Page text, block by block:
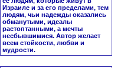
Израиле и за его пределами, тем
людям, чьи надежды оказались
обманутыми, идеалы
растоптанными, а мечты
несбывшимися. Автор желает
всем стойкости, любви и
мудрости.